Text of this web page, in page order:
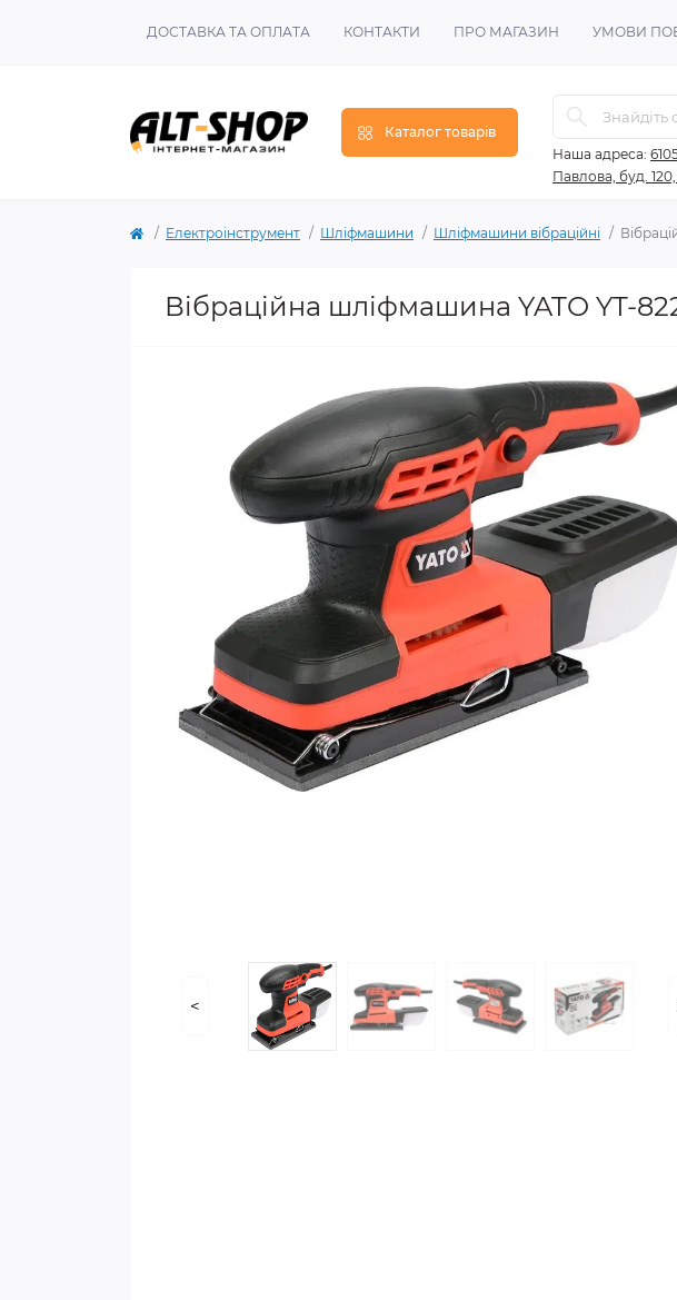
ДОСТАВКА ТА ОПЛАТА КОНТАКТИ ПРО МАГАЗИН УМОВИ
Каталог товарів
Наша адреса:
Павлова, буд.
Електроінструмент Шліфмашини Шліфмашини вібраційні
Вібраційна шліфмашина YATO YT-
<